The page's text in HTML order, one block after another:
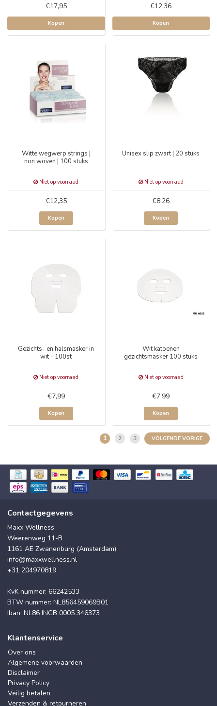
€17,95
Kopen
€12,36
Kopen
Witte wegwerp strings |
non woven | 100 stuks
Niet op voorraad
€12,35
Kopen
Unisex slip zwart | 20 stuks
Niet op voorraad
€8,26
Kopen
Gezichts- en halsmasker in
wit - 100st
Niet op voorraad
€7,99
Kopen
Wit katoenen
gezichtsmasker 100 stuks
Niet op voorraad
€7,99
Kopen
1 2 3 VOLGENDE VORIGE
Contactgegevens
Maxx Wellness
Weerenweg 11-B
1161 AE Zwanenburg (Amsterdam)
info@maxxwellness.nl
+31 204970819
KvK nummer: 66242533
BTW nummer: NL856459069B01
Iban: NL86 INGB 0005 346373
Klantenservice
Over ons
Algemene voorwaarden
Disclaimer
Privacy Policy
Veilig betalen
Verzenden & retourneren